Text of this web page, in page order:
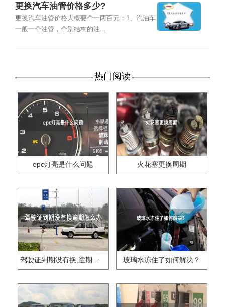
更换汽车油管价格多少?
更换汽车油管价格大概要个一两百元：1、汽油车
一般一个油管，个别结构的油...
热门阅读
epc灯亮是什么问题 火花塞更换周期
驾驶证到期没有换,逾期怎么办?? 玻璃水冻住了如何解决？